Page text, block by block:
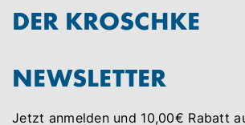
DER KROSCHKE
NEWSLETTER
Jetzt anmelden und 10,00€ Rabatt